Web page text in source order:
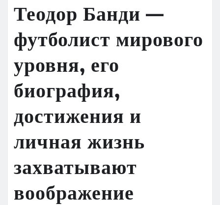
Теодор Банди —
футболист мирового
уровня, его
биография,
достижения и
личная жизнь
захватывают
воображение